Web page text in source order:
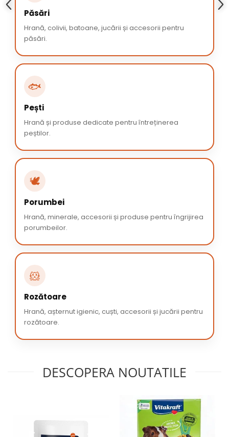
Păsări
Hrană, colivii, batoane, jucării și accesorii pentru
păsări.
🐟
Pești
Hrană și produse dedicate pentru întreținerea
peștilor.
🕊️
Porumbei
Hrană, minerale, accesorii și produse pentru îngrijirea
porumbeilor.
🐹
Rozătoare
Hrană, așternut igienic, cuști, accesorii și jucării pentru
rozătoare.
DESCOPERA NOUTATILE